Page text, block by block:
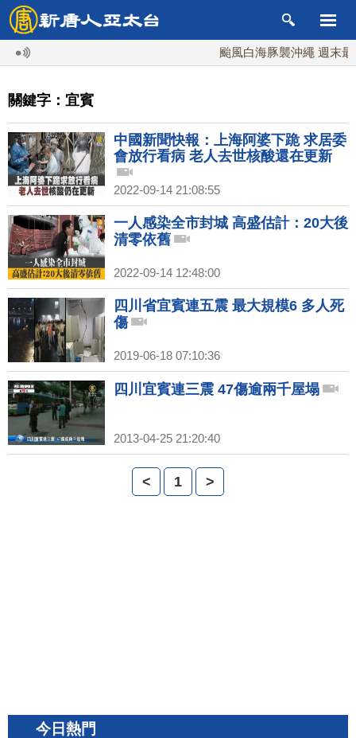
颱風白海豚襲沖繩 週末最
關鍵字：宜賓
中國新聞快報：上海阿婆下跪 求居委
會放行看病 老人去世核酸還在更新
2022-09-14 21:08:55
一人感染全市封城 高盛估計：20大後
清零依舊
2022-09-14 12:48:00
四川省宜賓連五震 最大規模6 多人死
傷
2019-06-18 07:10:36
四川宜賓連三震 47傷逾兩千屋塌
2013-04-25 21:20:40
< 1 >
今日熱門